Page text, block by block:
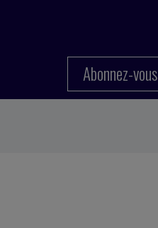
Abonnez-vous